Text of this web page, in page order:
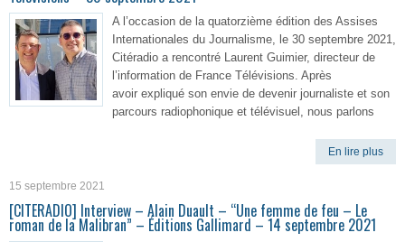
A l’occasion de la quatorzième édition des Assises
Internationales du Journalisme, le 30 septembre 2021,
Citéradio a rencontré Laurent Guimier, directeur de
l’information de France Télévisions. Après
avoir expliqué son envie de devenir journaliste et son
parcours radiophonique et télévisuel, nous parlons
En lire plus
15 septembre 2021
[CITERADIO] Interview – Alain Duault – “Une femme de feu – Le
roman de la Malibran” – Éditions Gallimard – 14 septembre 2021